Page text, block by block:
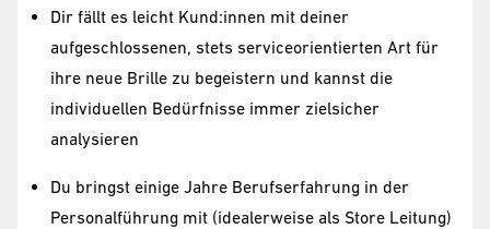
Dir fällt es leicht Kund:innen mit deiner
aufgeschlossenen, stets serviceorientierten Art für
ihre neue Brille zu begeistern und kannst die
individuellen Bedürfnisse immer zielsicher
analysieren
Du bringst einige Jahre Berufserfahrung in der
Personalführung mit (idealerweise als Store Leitung)